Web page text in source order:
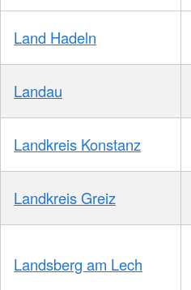
Land Hadeln
Landau
Landkreis Konstanz
Landkreis Greiz
Landsberg am Lech